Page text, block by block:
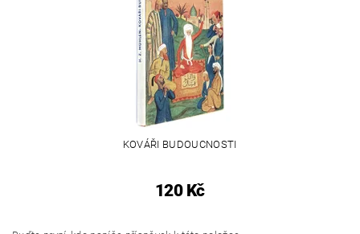
KOVÁŘI BUDOUCNOSTI
120 Kč